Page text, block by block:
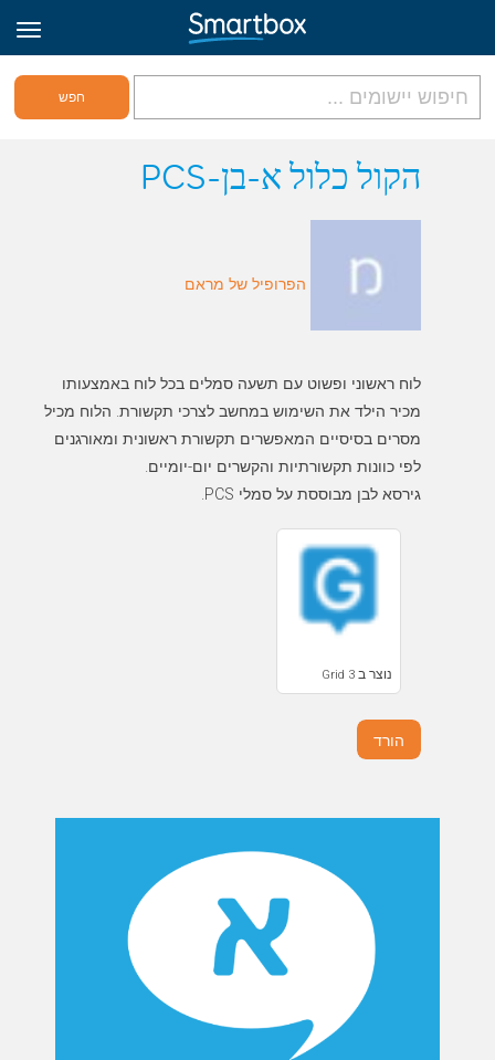
גריד אונליין
הירשם לאתר
הקול כלול א-בן-PCS
הפרופיל של מראם
לוח ראשוני ופשוט עם תשעה סמלים בכל לוח באמצעותו
מכיר הילד את השימוש במחשב לצרכי תקשורת. הלוח מכיל
מסרים בסיסיים המאפשרים תקשורת ראשונית ומאורגנים
גירסא לבן מבוססת על סמלי PCS.
נוצר ב Grid 3
הורד